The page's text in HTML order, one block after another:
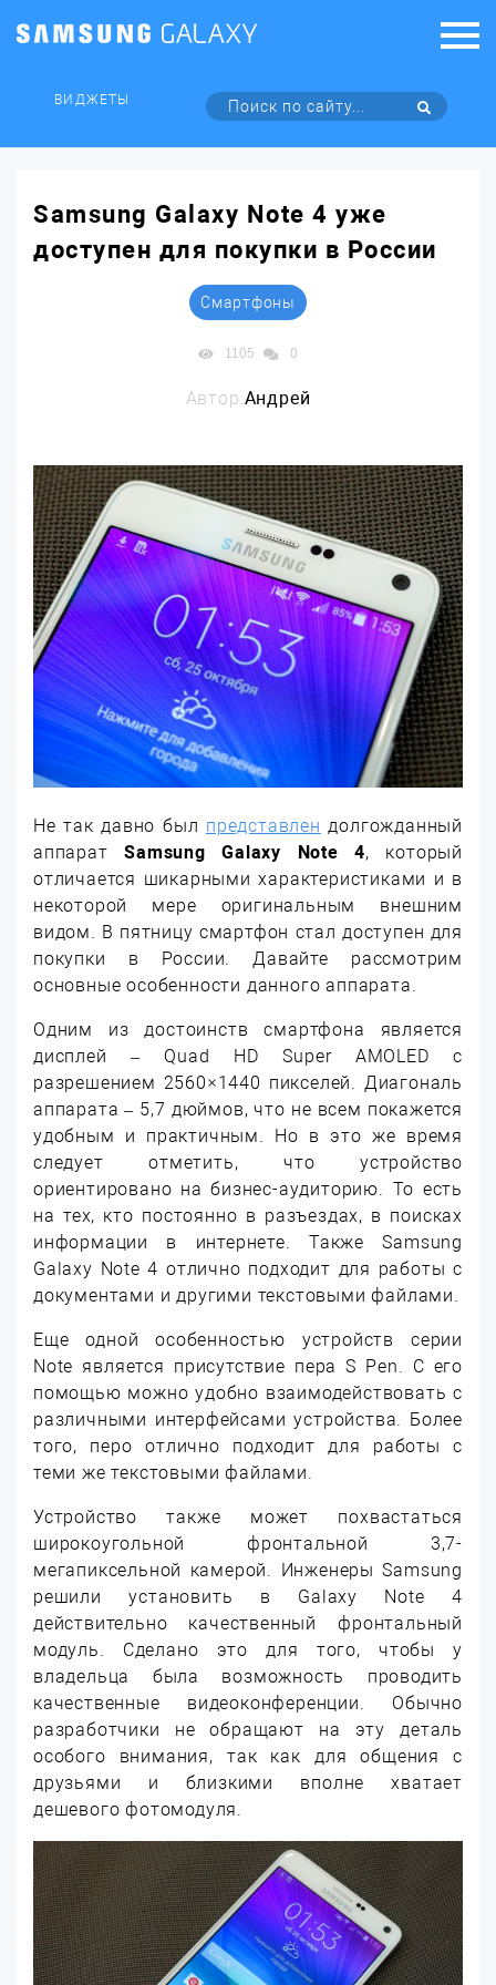
ВИДЖЕТЫ
Samsung Galaxy Note 4 уже
доступен для покупки в России
Смартфоны
1105 0
Автор:Андрей
Не так давно был представлен долгожданный
аппаратSamsung Galaxy Note 4, который
отличается шикарными характеристиками и в
некоторой мере оригинальным внешним
видом. В пятницу смартфон стал доступен для
покупки в России. Давайте рассмотрим
основные особенности данного аппарата.
Одним из достоинств смартфона является
дисплей – Quad HD Super AMOLED с
разрешением 2560×1440 пикселей. Диагональ
аппарата – 5,7 дюймов, что не всем покажется
удобным и практичным. Но в это же время
следует отметить, что устройство
ориентировано на бизнес-аудиторию. То есть
на тех, кто постоянно в разъездах, в поисках
информации в интернете. Также Samsung
Galaxy Note 4 отлично подходит для работы с
документами и другими текстовыми файлами.
Еще одной особенностью устройств серии
Note является присутствие пера S Pen. С его
помощью можно удобно взаимодействовать с
различными интерфейсами устройства. Более
того, перо отлично подходит для работы с
теми же текстовыми файлами.
Устройство также может похвастаться
широкоугольной фронтальной 3,7-
мегапиксельной камерой. Инженеры Samsung
решили установить в Galaxy Note 4
действительно качественный фронтальный
модуль. Сделано это для того, чтобы у
владельца была возможность проводить
качественные видеоконференции. Обычно
разработчики не обращают на эту деталь
особого внимания, так как для общения с
друзьями и близкими вполне хватает
дешевого фотомодуля.